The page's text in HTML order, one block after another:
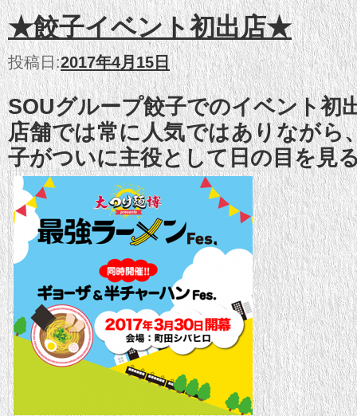
★餃子イベント初出店★
投稿日:2017年4月15日
SOUグループ餃子でのイベント初
店舗では常に人気ではありながら
子がついに主役として日の目を見